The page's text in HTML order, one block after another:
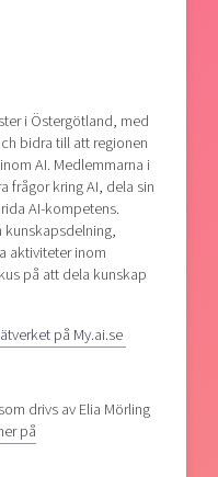
i Östergötland, med
bidra till att regionen
AI. Medlemmarna i
frågor kring AI, dela sin
AI-kompetens.
kunskapsdelning,
aktiviteter inom
på att dela kunskap
på My.ai.se
drivs av Elia Mörling
på